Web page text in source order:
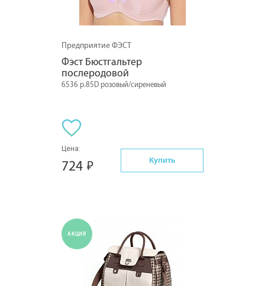
Предприятие ФЭСТ
Фэст Бюстгальтер
послеродовой
6536 р.85D розовый/сиреневый
Цена:
724 Купить
АКЦИЯ